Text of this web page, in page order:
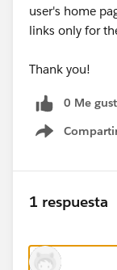
user's home
links only for
Thank you!
0 Me
Show menu
1 respuesta